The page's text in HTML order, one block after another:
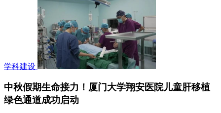
学科建设
中秋假期生命接力！厦门大学翔安医院儿童肝移植
绿色通道成功启动